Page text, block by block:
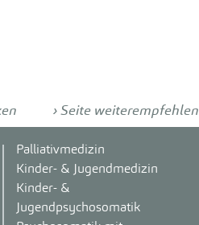
Seite weiterempfehlen
Palliativmedizin
Kinder- & Jugendmedizin
Kinder- &
Jugendpsychosomatik